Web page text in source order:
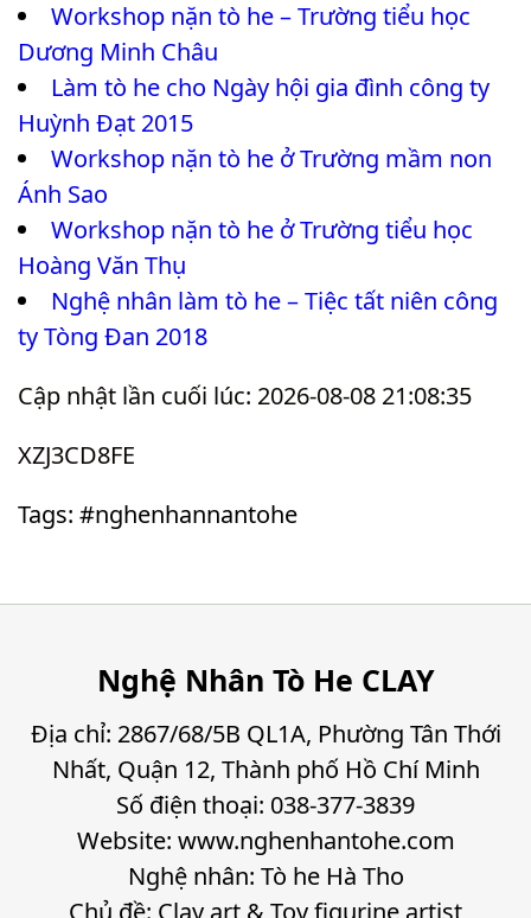
Workshop nặn tò he – Trường tiểu học
Dương Minh Châu
Làm tò he cho Ngày hội gia đình công ty
Huỳnh Đạt 2015
Workshop nặn tò he ở Trường mầm non
Ánh Sao
Workshop nặn tò he ở Trường tiểu học
Hoàng Văn Thụ
Nghệ nhân làm tò he – Tiệc tất niên công
ty Tòng Đan 2018
Cập nhật lần cuối lúc: 2026-08-08 21:08:35
XZJ3CD8FE
Tags: #nghenhannantohe
Nghệ Nhân Tò He CLAY
Địa chỉ: 2867/68/5B QL1A, Phường Tân Thới
Nhất, Quận 12, Thành phố Hồ Chí Minh
Số điện thoại: 038-377-3839
Website: www.nghenhantohe.com
Nghệ nhân: Tò he Hà Tho
Chủ đề: Clay art & Toy figurine artist